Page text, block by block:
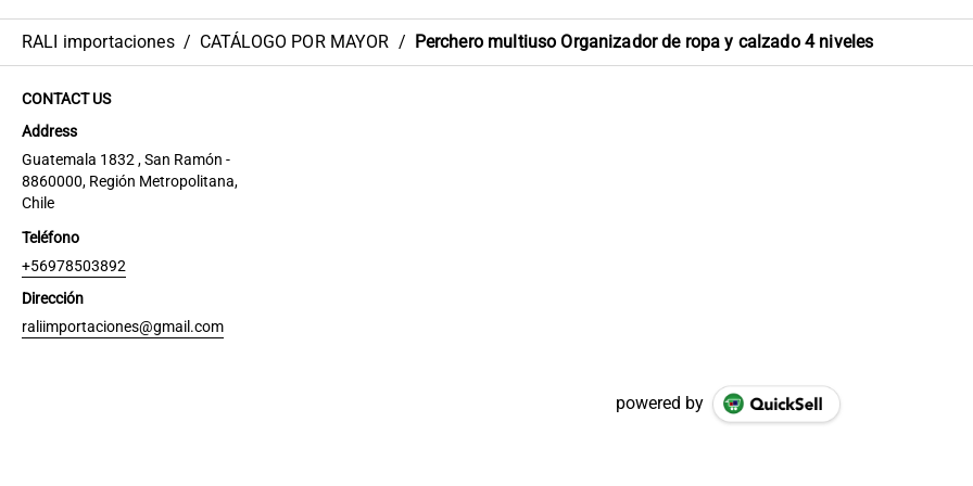
RALI importaciones / CATÁLOGO POR MAYOR / Perchero multiuso Organizador de ropa y calzado 4 niveles
CONTACT US
Address
Guatemala 1832 , San Ramón -
8860000, Región Metropolitana,
Chile
Teléfono
+56978503892
Dirección
raliimportaciones@gmail.com
powered by